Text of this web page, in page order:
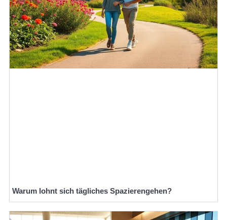
Warum lohnt sich tägliches Spazierengehen?